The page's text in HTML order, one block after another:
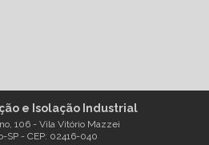
e Isolação Industrial
106 - Vila Vitório Mazzei
SP - CEP: 02416-040